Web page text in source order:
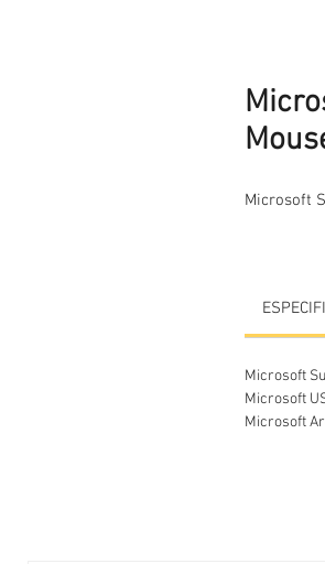
Microsoft
Microsoft
Microsoft
Microsoft